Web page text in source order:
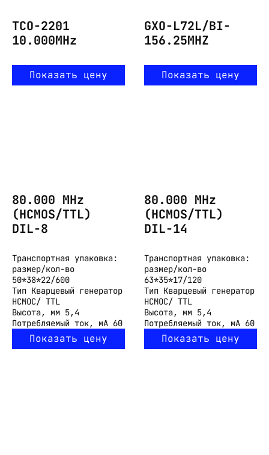
TCO-2201
10.000MHz
Показать цену
GXO-L72L/BI-
156.25MHZ
Показать цену
80.000 MHz
(HCMOS/TTL)
DIL-8
Транспортная упаковка:
размер/кол-во
50*38*22/600
Тип Кварцевый генератор
HCMOC/ TTL
Высота, мм 5,4
Потребляемый ток, мА 60
Показать цену
80.000 MHz
(HCMOS/TTL)
DIL-14
Транспортная упаковка:
размер/кол-во
63*35*17/120
Тип Кварцевый генератор
HCMOC/ TTL
Высота, мм 5,4
Потребляемый ток, мА 60
Показать цену